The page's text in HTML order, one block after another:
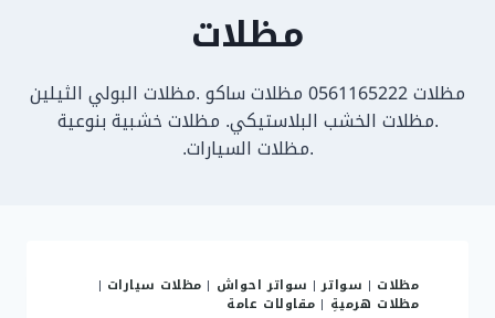
مظلات
مظلات 0561165222 مظلات ساكو .مظلات البولي الثيلين
.مظلات الخشب البلاستيكي. مظلات خشبية بنوعية
.مظلات السيارات.
مظلات | سواتر| سواتر احواش | مظلات سيارات |
مظلات هرميةِ | مقاولات عامة